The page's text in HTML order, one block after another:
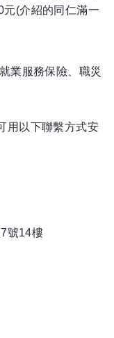
(介紹的同仁滿一
業服務保險、職災
用以下聯繫方式安
號14樓